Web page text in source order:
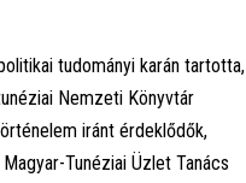
tudományi karán tartotta,
Nemzeti Könyvtár
iránt érdeklődők,
Tunéziai Üzlet Tanács